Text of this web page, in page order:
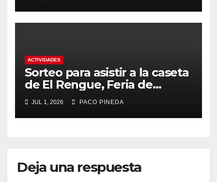
ACTIVIDADES
Sorteo para asistir a la caseta
de El Rengue, Feria de
Málaga 2026
JUL 1, 2026 PACO PINEDA
Deja una respuesta